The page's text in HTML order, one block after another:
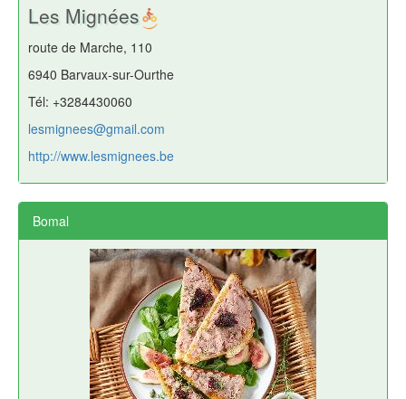
Les Mignées
route de Marche, 110
6940 Barvaux-sur-Ourthe
Tél: +3284430060
lesmignees@gmail.com
http://www.lesmignees.be
Bomal